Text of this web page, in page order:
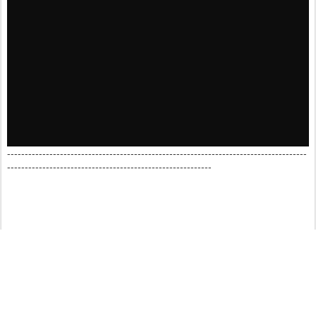
-------------------------------------------------------------------------------------
----------------------------------------------------------